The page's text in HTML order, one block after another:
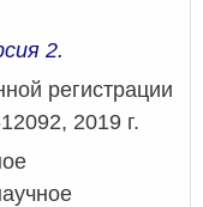
2.
регистрации
2019 г.